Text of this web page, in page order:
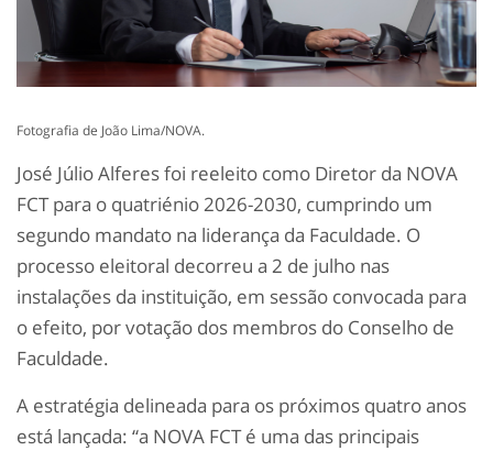
Fotografia de João Lima/NOVA.
José Júlio Alferes foi reeleito como Diretor da NOVA
FCT para o quatriénio 2026-2030, cumprindo um
segundo mandato na liderança da Faculdade. O
processo eleitoral decorreu a 2 de julho nas
instalações da instituição, em sessão convocada para
o efeito, por votação dos membros do Conselho de
Faculdade.
A estratégia delineada para os próximos quatro anos
está lançada: “a NOVA FCT é uma das principais